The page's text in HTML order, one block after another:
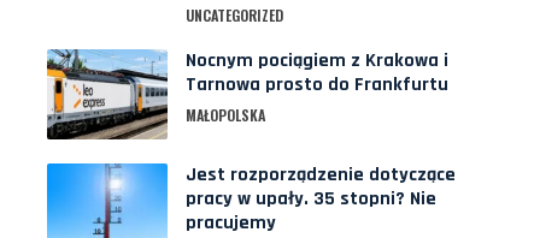
UNCATEGORIZED
Nocnym pociągiem z Krakowa i
Tarnowa prosto do Frankfurtu
MAŁOPOLSKA
Jest rozporządzenie dotyczące
pracy w upały. 35 stopni? Nie
pracujemy